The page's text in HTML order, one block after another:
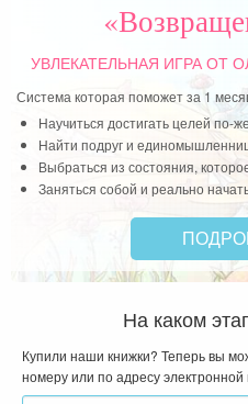
УВЛЕКАТЕЛЬНАЯ ИГРАОТ
Система которая поможет за 1
Научиться достигать целей по-
Найти подруг и
Выбраться из состояния,
Заняться собой и реально
На каком
Купили наши книжки? Теперь вы
номеру или по адресу